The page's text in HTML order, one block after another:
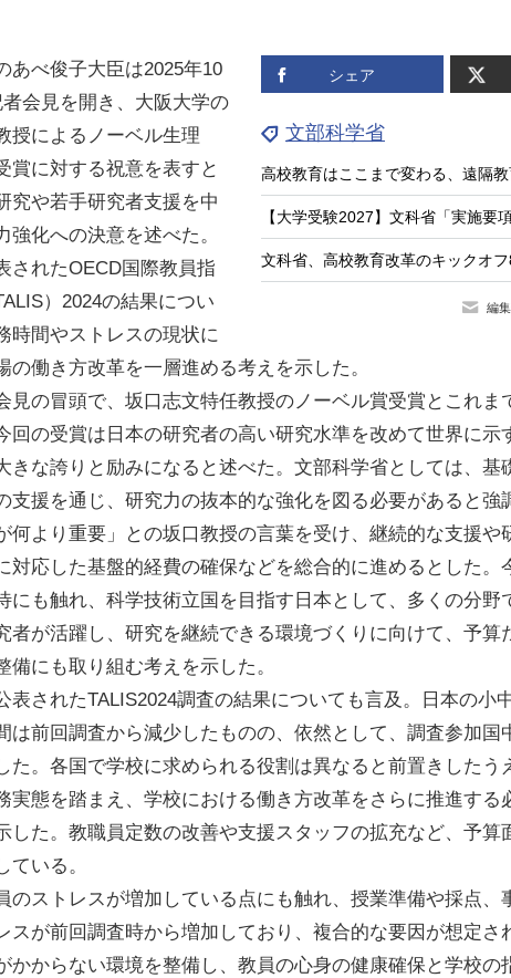
シェア
文部科学省
編
べ俊子大臣は2025年10
会見を開き、大阪大学の
授によるノーベル生理
賞に対する祝意を表すと
究や若手研究者支援を中
強化への決意を述べた。
されたOECD国際教員指
）2024の結果につい
時間やストレスの現状に
の働き方改革を一層進める考えを示した。
の冒頭で、坂口志文特任教授のノーベル賞受賞とこれま
回の受賞は日本の研究者の高い研究水準を改めて世界に示
きな誇りと励みになると述べた。文部科学省としては、基
支援を通じ、研究力の抜本的な強化を図る必要があると強
何より重要」との坂口教授の言葉を受け、継続的な支援や
対応した基盤的経費の確保などを総合的に進めるとした。
にも触れ、科学技術立国を目指す日本として、多くの分野
者が活躍し、研究を継続できる環境づくりに向けて、予算
備にも取り組む考えを示した。
されたTALIS2024調査の結果についても言及。日本の小
は前回調査から減少したものの、依然として、調査参加国
た。各国で学校に求められる役割は異なると前置きしたう
実態を踏まえ、学校における働き方改革をさらに推進する
した。教職員定数の改善や支援スタッフの拡充など、予算
ている。
ストレスが増加している点にも触れ、授業準備や採点、
スが前回調査時から増加しており、複合的な要因が想定さ
かからない環境を整備し、教員の心身の健康確保と学校の